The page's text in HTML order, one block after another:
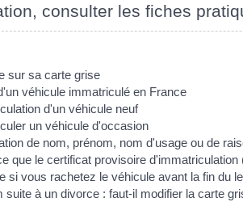
consulter les fiches
sur sa carte grise
véhicule immatriculé en France
d'un véhicule neuf
un véhicule d'occasion
de nom, prénom, nom d'usage ou de
que le certificat provisoire d'immatriculation
si vous rachetez le véhicule avant la fin du
suite à un divorce : faut-il modifier la carte